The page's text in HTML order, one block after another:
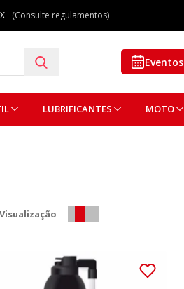
(Consulte regulamentos)
Eventos
LUBRIFICANTES MOTO
Visualização